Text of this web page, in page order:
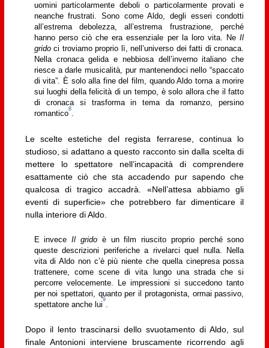
uomini particolarmente deboli o particolarmente provati e
neanche frustrati. Sono come Aldo, degli esseri condotti
all’estrema debolezza, all’estrema frustrazione, perché
hanno perso ciò che era essenziale per la loro vita. NeIl
gridoci troviamo proprio lì, nell’universo dei fatti di cronaca.
Nella cronaca gelida e nebbiosa dell’inverno italiano che
riesce a darle musicalità, pur mantenendoci nello “spaccato
di vita”. È solo alla fine del film, quando Aldo torna a morire
sui luoghi della felicità di un tempo, è solo allora che il fatto
di cronaca si trasforma in tema da romanzo, persino
romantico
8
.
Le scelte estetiche del regista ferrarese, continua lo
studioso, si adattano a questo racconto sin dalla scelta di
mettere lo spettatore nell’incapacità di comprendere
esattamente ciò che sta accadendo pur sapendo che
qualcosa di tragico accadrà. «Nell’attesa abbiamo gli
eventi di superficie» che potrebbero far dimenticare il
nulla interiore di Aldo.
E inveceIl grido è un film riuscito proprio perché sono
queste descrizioni periferiche a rivelarci quel nulla. Nella
vita di Aldo non c’è più niente che quella cinepresa possa
trattenere, come scene di vita lungo una strada che si
percorre velocemente. Le impressioni si succedono tanto
per noi spettatori, quanto per il protagonista, ormai passivo,
spettatore anche lui
9
.
Dopo il lento trascinarsi dello svuotamento di Aldo, sul
finale Antonioni interviene bruscamente ricorrendo agli